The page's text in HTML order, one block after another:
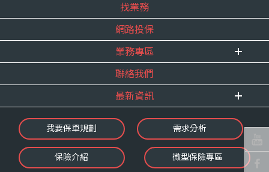
重要事跡
得獎紀錄
服務宣言
合作夥伴
內勤招聘
精英招募
年度增員計畫
找業務
網路投保
業務專區
E 線資源網
聯絡我們
最新資訊
最新消息
錠嵂焦點
影音頻道
我要保單規劃 需求分析
保險介紹 微型保險專區